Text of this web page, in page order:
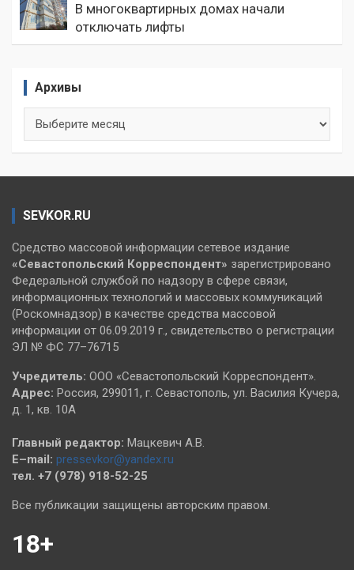
В многоквартирных домах начали
отключать лифты
Архивы
SEVKOR.RU
Средство массовой информации сетевое издание
«Севастопольский Корреспондент» зарегистрировано
Федеральной службой по надзору в сфере связи,
информационных технологий и массовых коммуникаций
(Роскомнадзор) в качестве средства массовой
информации от 06.09.2019 г., свидетельство о регистрации
ЭЛ № ФС 77–76715
Учредитель: ООО «Севастопольский Корреспондент».
Адрес: Россия, 299011, г. Севастополь, ул. Василия Кучера,
д. 1, кв. 10А
Главный редактор: Мацкевич А.В.
E–mail: pressevkor@yandex.ru
тел. +7 (978) 918-52-25
Все публикации защищены авторским правом.
18+